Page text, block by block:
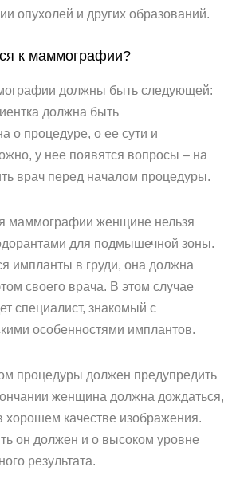
опухолей и других образований.
к маммографии?
должны быть следующей:
должна быть
о процедуре, о ее сути и
у нее появятся вопросы – на
врач перед началом процедуры.
маммографии женщине нельзя
для подмышечной зоны.
импланты в груди, она должна
своего врача. В этом случае
специалист, знакомый с
особенностями имплантов.
процедуры должен предупредить
женщина должна дождаться,
хорошем качестве изображения.
он должен и о высоком уровне
результата.